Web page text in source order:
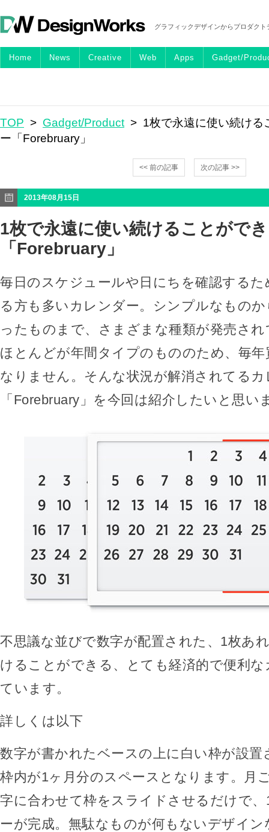
グラフィックデザインからプロダク
Home News Creative Web Apps Gadget/
TOP > Gadget/Product > 1枚で永遠に使い続ける
ー「Forebruary」
<< 前の記事 次の記事 >>
2013年08月15日
1枚で永遠に使い続けることがで
「Forebruary」
毎日のスケジュールや日にちを確認する
る方も多いカレンダー。シンプルなもの
ったものまで、さまざまな種類が発売さ
ほとんどが年間タイプのもののため、毎
なりません。そんな状況が解消されてる
「Forebruary」を今回は紹介したいと思い
不思議な並びで数字が配置された、1枚あ
けることができる、とても経済的で便利
ています。
詳しくは以下
数字が書かれたベースの上に白い枠が設
枠内が1ヶ月分のスペースとなります。月
字に合わせて枠をスライドさせるだけで
ーが完成。無駄なものが何もないデザイ